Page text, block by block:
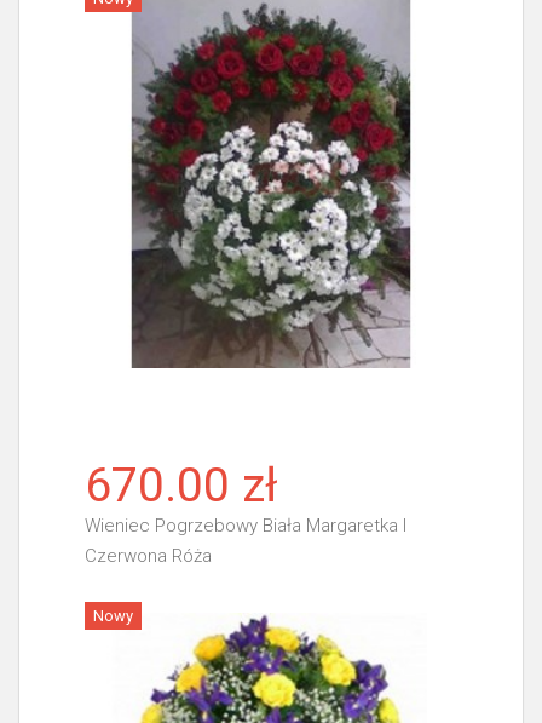
670.00 zł
Wieniec Pogrzebowy Biała Margaretka I
Czerwona Róża
Więcej
Nowy